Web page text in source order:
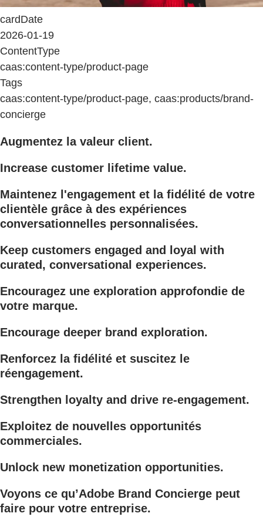
cardDate
2026-01-19
ContentType
caas:content-type/product-page
Tags
caas:content-type/product-page, caas:products/brand-
concierge
Augmentez la valeur client.
Increase customer lifetime value.
Maintenez l'engagement et la fidélité de votre
clientèle grâce à des expériences
conversationnelles personnalisées.
Keep customers engaged and loyal with
curated, conversational experiences.
Encouragez une exploration approfondie de
votre marque.
Encourage deeper brand exploration.
Renforcez la fidélité et suscitez le
réengagement.
Strengthen loyalty and drive re-engagement.
Exploitez de nouvelles opportunités
commerciales.
Unlock new monetization opportunities.
Voyons ce qu’Adobe Brand Concierge peut
faire pour votre entreprise.